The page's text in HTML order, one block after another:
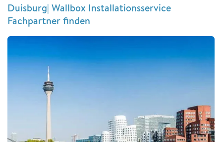
Duisburg| Wallbox Installationsservice
Fachpartner finden